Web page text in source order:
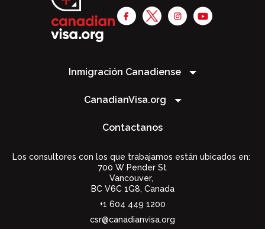
Inmigración Canadiense
CanadianVisa.org
Contactanos
Los consultores con los que trabajamos están ubicados en:
700 W Pender St
Vancouver,
BC V6C 1G8, Canada
+1 604 449 1200
csr@canadianvisa.org